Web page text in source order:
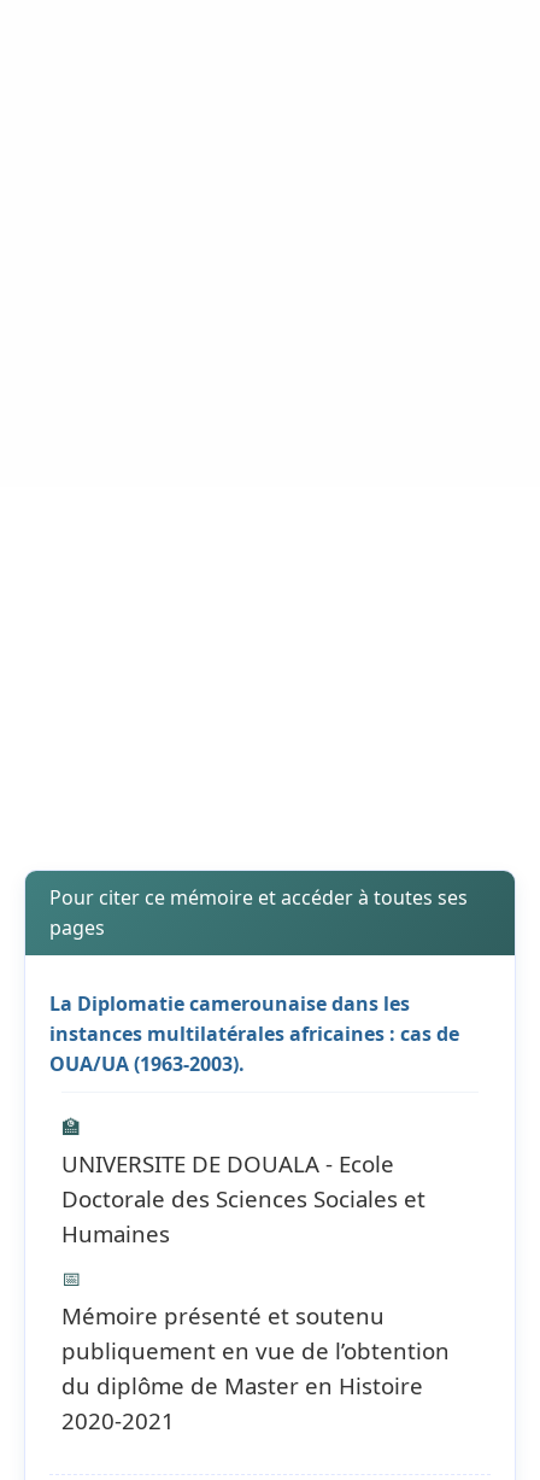
Pour citer ce mémoire et accéder à toutes ses
pages
La Diplomatie camerounaise dans les
instances multilatérales africaines : cas de
OUA/UA (1963-2003).
🏫
UNIVERSITE DE DOUALA - Ecole
Doctorale des Sciences Sociales et
Humaines
📅
Mémoire présenté et soutenu
publiquement en vue de l’obtention
du diplôme de Master en Histoire
2020-2021